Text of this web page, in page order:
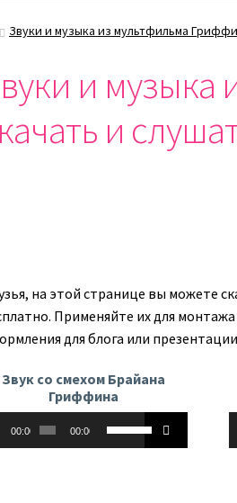
Звуки и музыка из мультфильма
и
и
на этой странице вы можете
Применяйте их для
для блога или
Звук со смехом Брайана
Гриффина
00:00 00:00